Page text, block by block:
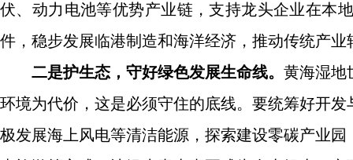
伏、动力电池等优势产业链，支持龙头企业在本
件，稳步发展临港制造和海洋经济，推动传统产
二是护生态，守好绿色发展生命线。 黄海湿地
环境为代价，这是必须守住的底线。要统筹好开
极发展海上风电等清洁能源，探索建设零碳产业